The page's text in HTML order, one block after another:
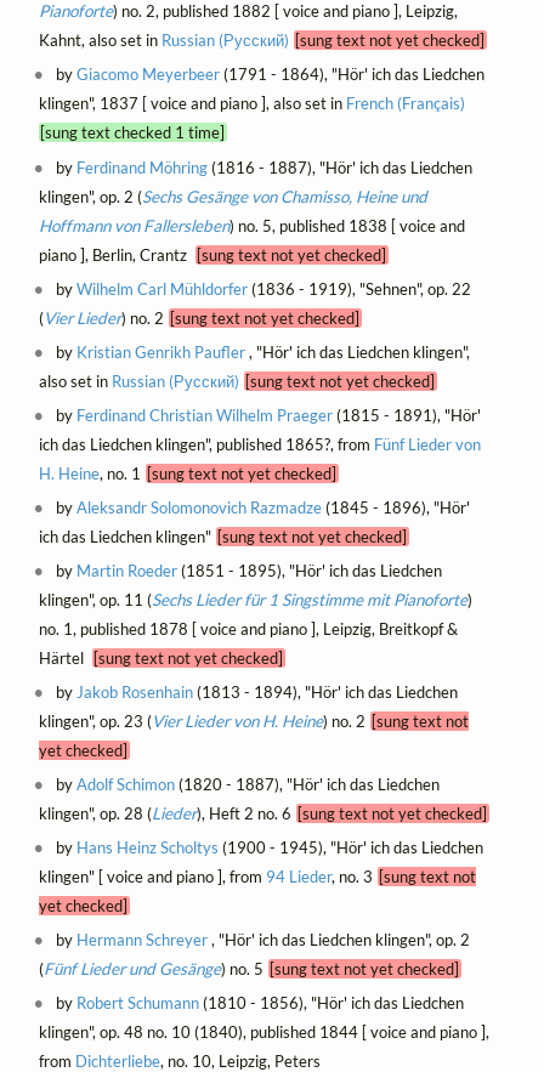
Pianoforte) no. 2, published 1882 [ voice and piano ], Leipzig,
Kahnt, also set in Russian (Русский) [sung text not yet checked]
byGiacomo Meyerbeer(1791 - 1864), "Hör' ich das Liedchen
klingen", 1837 [ voice and piano ], also set in French (Français)
[sung text checked 1 time]
by Ferdinand Möhring(1816 - 1887), "Hör' ich das Liedchen
klingen", op. 2 (Sechs Gesänge von Chamisso, Heine und
Hoffmann von Fallersleben) no. 5, published 1838 [ voice and
piano ], Berlin, Crantz [sung text not yet checked]
byWilhelm Carl Mühldorfer(1836 - 1919), "Sehnen", op. 22
(Vier Lieder) no. 2 [sung text not yet checked]
by Kristian Genrikh Paufler, "Hör' ich das Liedchen klingen",
also set in Russian (Русский) [sung text not yet checked]
by Ferdinand Christian Wilhelm Praeger(1815 - 1891), "Hör'
ich das Liedchen klingen", published 1865?, from Fünf Lieder von
H. Heine, no. 1
[sung text not yet checked]
byAleksandr Solomonovich Razmadze(1845 - 1896), "Hör'
ich das Liedchen klingen" [sung text not yet checked]
by Martin Roeder(1851 - 1895), "Hör' ich das Liedchen
klingen", op. 11 (Sechs Lieder für 1 Singstimme mit Pianoforte)
no. 1, published 1878 [ voice and piano ], Leipzig, Breitkopf &
Härtel
[sung text not yet checked]
by Jakob Rosenhain(1813 - 1894), "Hör' ich das Liedchen
klingen", op. 23 (Vier Lieder von H. Heine) no. 2 [sung text not
yet checked]
byAdolf Schimon(1820 - 1887), "Hör' ich das Liedchen
klingen", op. 28 (Lieder), Heft 2 no. 6 [sung text not yet checked]
by Hans Heinz Scholtys (1900 - 1945), "Hör' ich das Liedchen
klingen" [ voice and piano ], from 94 Lieder, no. 3 [sung text not
yet checked]
by Hermann Schreyer, "Hör' ich das Liedchen klingen", op. 2
(Fünf Lieder und Gesänge) no. 5 [sung text not yet checked]
by Robert Schumann(1810 - 1856), "Hör' ich das Liedchen
klingen", op. 48 no. 10 (1840), published 1844 [ voice and piano ],
from Dichterliebe, no. 10, Leipzig, Peters